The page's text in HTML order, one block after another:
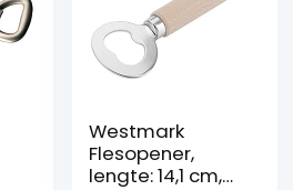
Westmark
Flesopener,
lengte: 14,1 cm,